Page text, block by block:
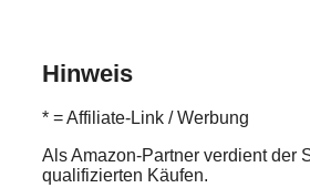
Hinweis
* = Affiliate-Link / Werbung
Als Amazon-Partner verdient der
qualifizierten Käufen.